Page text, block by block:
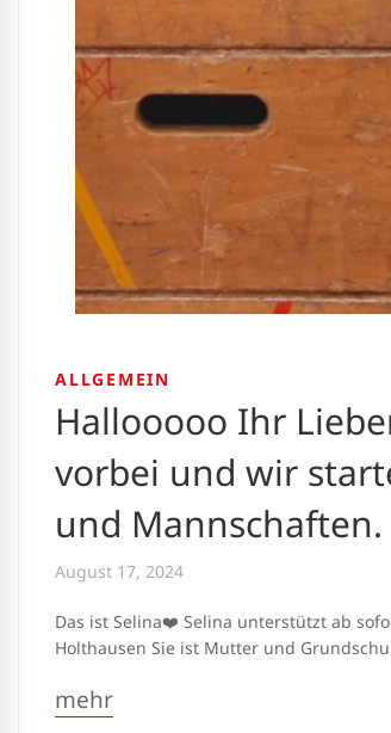
ALLGEMEIN
Hallooooo Ihr
vorbei und wir
und Mannschaften.
August 17, 2024
Das ist Selina❤️ Selina unterstützt ab
Holthausen Sie ist Mutter und
mehr